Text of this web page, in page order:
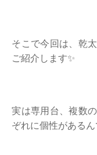
そこで今回は、乾
ご紹介します✨
実は専用台、複数
ぞれに個性があるん